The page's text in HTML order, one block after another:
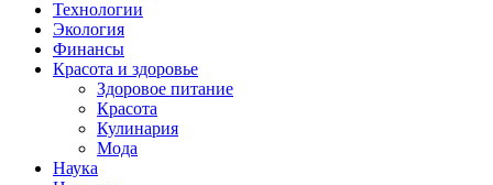
Технологии
Экология
Финансы
Красота и здоровье
Здоровое питание
Красота
Кулинария
Мода
Наука